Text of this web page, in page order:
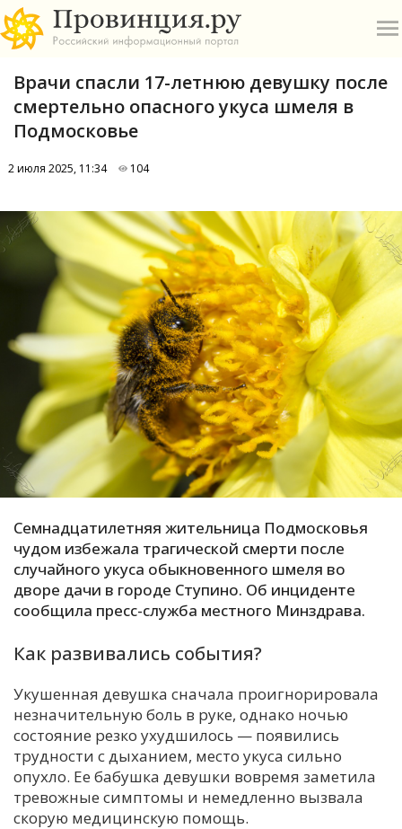
А
Б
В
К
М
Н
П
Р
С
Т
У
Ч
Я
Врачи спасли 17-летнюю девушку после
смертельно опасного укуса шмеля в
Подмосковье
2 июля 2025, 11:34 104
Семнадцатилетняя жительница Подмосковья
чудом избежала трагической смерти после
случайного укуса обыкновенного шмеля во
дворе дачи в городе Ступино. Об инциденте
сообщила пресс-служба местного Минздрава.
Как развивались события?
Укушенная девушка сначала проигнорировала
незначительную боль в руке, однако ночью
состояние резко ухудшилось — появились
трудности с дыханием, место укуса сильно
опухло. Ее бабушка девушки вовремя заметила
тревожные симптомы и немедленно вызвала
скорую медицинскую помощь.